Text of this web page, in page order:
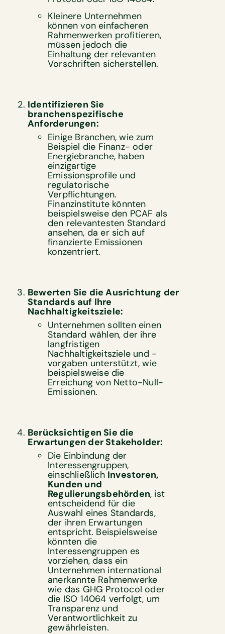
Kleinere Unternehmen
können von einfacheren
Rahmenwerken profitieren,
müssen jedoch die
Einhaltung der relevanten
Vorschriften sicherstellen.
Identifizieren Sie
branchenspezifische
Anforderungen:
Einige Branchen, wie zum
Beispiel die Finanz- oder
Energiebranche, haben
einzigartige
Emissionsprofile und
regulatorische
Verpflichtungen.
Finanzinstitute könnten
beispielsweise den PCAF als
den relevantesten Standard
ansehen, da er sich auf
finanzierte Emissionen
konzentriert.
Bewerten Sie die Ausrichtung der
Standards auf Ihre
Nachhaltigkeitsziele:
Unternehmen sollten einen
Standard wählen, der ihre
langfristigen
Nachhaltigkeitsziele und -
vorgaben unterstützt, wie
beispielsweise die
Erreichung von Netto-Null-
Emissionen.
Berücksichtigen Sie die
Erwartungen der Stakeholder:
Die Einbindung der
Interessengruppen,
einschließlich Investoren,
Kunden und
Regulierungsbehörden, ist
entscheidend für die
Auswahl eines Standards,
der ihren Erwartungen
entspricht. Beispielsweise
könnten die
Interessengruppen es
vorziehen, dass ein
Unternehmen international
anerkannte Rahmenwerke
wie das GHG Protocol oder
die ISO 14064 verfolgt, um
Transparenz und
Verantwortlichkeit zu
gewährleisten.